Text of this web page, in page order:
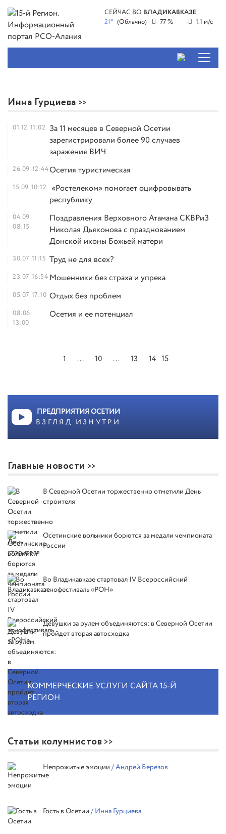
СЕЙЧАС ВО ВЛАДИКАВКАЗЕ
21° (Облачно) 77 % 1.1 м/с
Инна Гурциева
01.12 11:02 За 11 месяцев в Северной Осетии
зарегистрировали более 90 случаев
заражения ВИЧ
26.09 12:44Осетия туристическая
15.09 10:12
«Ростелеком» помогает оцифровывать
республику
04.09
08:15
Поздравления Верховного Атамана СКВРиЗ
Николая Дьяконова с празднованием
Донской иконы Божьей матери
30.07 11:15 Труд не для всех?
23.07 16:54 Мошенники без страха и упрека
05.07 17:10 Отдых без проблем
08.06
13:00
Осетия и ее потенциал
1 ... 10 ... 13 14 15
ПРЕДПРИЯТИЯ ОСЕТИИ
ВЗГЛЯД ИЗНУТРИ
Главные новости
В Северной Осетии торжественно отметили День
строителя
Осетинские вольники борются за медали чемпионата
России
Во Владикавказе стартовал IV Всероссийский
этнофестиваль «РОН»
Девушки за рулем объединяются: в Северной Осетии
пройдет вторая автосходка
КОММЕРЧЕСКИЕ УСЛУГИ САЙТА 15-Й
РЕГИОН
Статьи колумнистов
Непрожитые эмоции / Андрей Березов
Гость в Осетии / Инна Гурциева